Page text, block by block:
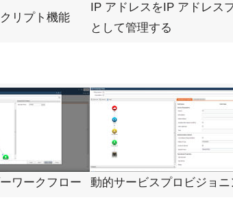
リプト機能
IP アドレスをIP アドレス
として管理する
ワークフロー 動的サービスプロビジョニ